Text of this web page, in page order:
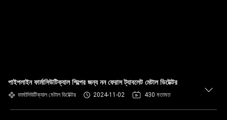
পাইপলাইন ফার্মাসিউটিক্যাল শিল্পের জন্য নন ফেরাস ট্যাবলেট মেটাল ডিটেক্টর
ফার্মাসিউটিক্যাল মেটাল ডিটেক্টর 2024-11-02 430 মতামত